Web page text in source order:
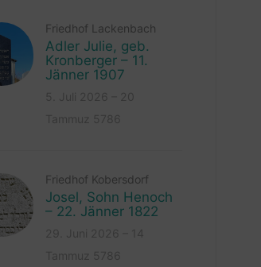
Friedhof Lackenbach
Adler Julie, geb.
Kronberger – 11.
Jänner 1907
Friedhof Kobersdorf
Josel, Sohn Henoch
– 22. Jänner 1822